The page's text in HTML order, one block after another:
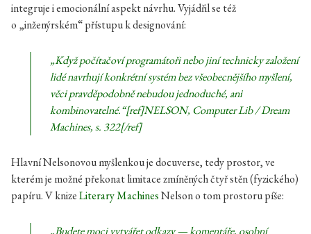
integruje i emocionální aspekt návrhu. Vyjádřil se též
o „inženýrském“ přístupu k designování:
„Když počítačoví programátoři nebo jiní technicky založení
lidé navrhují konkrétní systém bez všeobecnějšího myšlení,
věci pravděpodobně nebudou jednoduché, ani
kombinovatelné.“[ref]NELSON, Computer Lib / Dream
Machines, s. 322[/ref]
Hlavní Nelsonovou myšlenkou je docuverse, tedy prostor, ve
kterém je možné překonat limitace zmíněných čtyř stěn (fyzického)
papíru. V knizeLiterary MachinesNelson o tom prostoru píše:
„Budete moci vytvářet odkazy — komentáře, osobní